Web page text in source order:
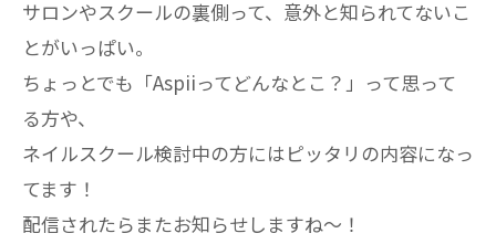
サロンやスクールの裏側って、意外と知られてないこ
とがいっぱい。
ちょっとでも「Aspiiってどんなとこ？」って思って
る方や、
ネイルスクール検討中の方にはピッタリの内容になっ
てます！
配信されたらまたお知らせしますね～！